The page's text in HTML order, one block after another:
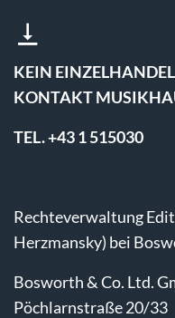
KEIN
KONTAKT
TEL. +43 1 515030
Rechteverwaltung
Herzmansky) bei
Bosworth & Co. Ltd.
Pöchlarnstraße 20/33